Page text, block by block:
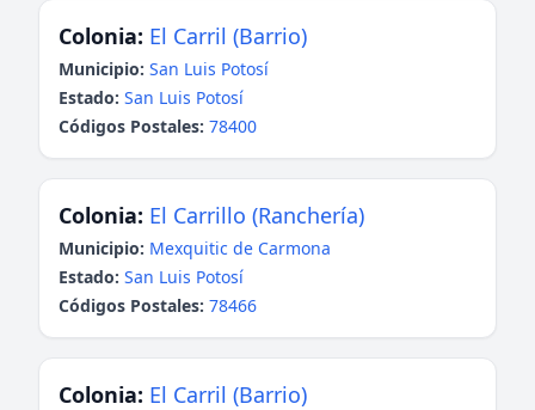
Colonia: El Carril (Barrio)
Municipio: San Luis Potosí
Estado: San Luis Potosí
Códigos Postales: 78400
Colonia: El Carrillo (Ranchería)
Municipio: Mexquitic de Carmona
Estado: San Luis Potosí
Códigos Postales: 78466
Colonia: El Carril (Barrio)